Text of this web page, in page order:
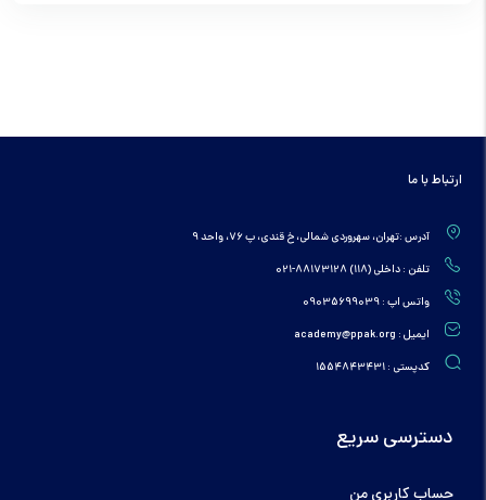
ارتباط با ما
آدرس :تهران، سهروردی شمالی، خ قندی، پ 76، واحد 9
تلفن : داخلی (118) 88173128-021
واتس اپ : 09035699039
ایمیل : academy@ppak.org
کدپستی : 1554843431
دسترسی سریع
حساب کاربری من